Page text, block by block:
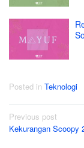
Posted in Teknologi
Post
Previous post
Kekurangan Scoopy